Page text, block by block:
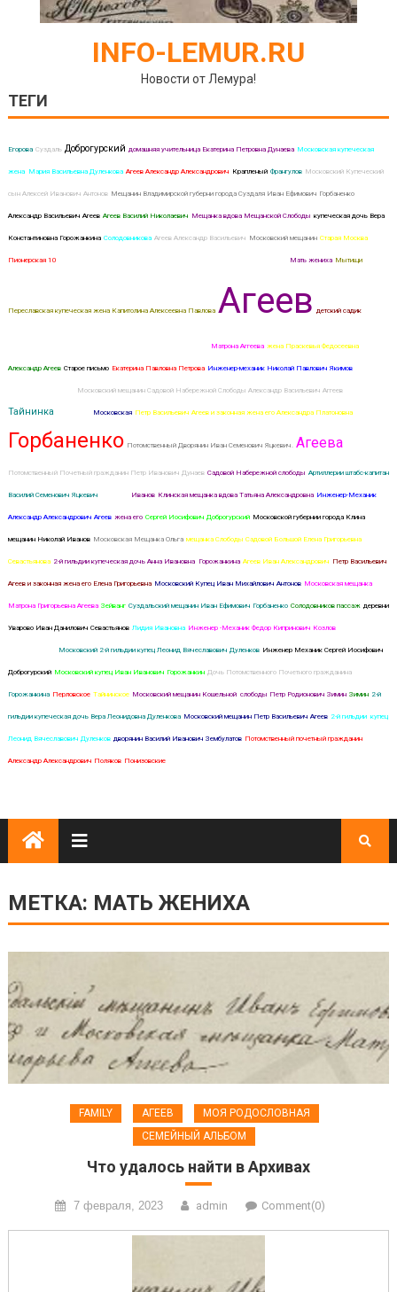
INFO-LEMUR.RU
Новости от Лемура!
ТЕГИ
Егорова Суздаль Доброгурский домашняя учительница Екатерина Петровна Дунаева Московская купеческая
жена Мария Васильевна Дуленкова Агеев Александр Александрович Крапленый Франгулов Московский Купеческий
сын Алексей Иванович Антонов Мещанин Владимирской губерни города Суздаля Иван Ефимович Горбаненко
Александр Васильевич Агеев Агеев Василий Николаевич Мещанка вдова Мещанской Слободы купеческая дочь Вера
Константиновна Горожанкина Солодовникова Агеев Александр Васильевич Московский мещанин Старая Москва
Пионерская 10 Мать жениха Мытищи
Переславская купеческая жена Капитолина Алексеевна Павлова Агеев детский садик
Матрона Аггеева жена Праскевья Федосеевна
Александр Агеев Старое письмо Екатерина Павловна Петрова Инженер-механик Николай Павлович Якимов
Московский мещанин Садовой Набережной Слободы Александр Васильевич Аггеев
Тайнинка Московская Петр Васильевич Агеев и законная жена его Александра Платоновна
Горбаненко Потомственный Дворянин Иван Семенович Яцкевич. Агеева
Потомственный Почетный гражданин Петр Иванович Дунаев Садовой Набережной слободы Артиллерии штабс-капитан
Василий Семенович Яцкевич Иванов Клинская мещанка вдова Татьяна Александровна Инженер-Механик
Александр Александрович Агеев жена его Сергей Иосифович Доброгурский Московской губернии города Клина
мещанин Николай Иванов Московская Мещанка Ольга мещанка Слободы Садовой Большой Елена Григорьевна
Севастьянова 2-й гильдии купеческая дочь Анна Ивановна Горожанкина Агеев Иван Александрович Петр Васильевич
Агеев и законная жена его Елена Григорьевна Московский Купец Иван Михайлович Антонов Московская мещанка
Матрона Григорьевна Агеева Зейванг Суздальский мещанин Иван Ефимович Горбаненко Солодовников пассаж деревни
Уварово Иван Данилович Севастьянов Лидия Ивановна Инженер -Механик Федор Кипринович Козлов
Московский 2-й гильдии купец Леонид Вячеславович Дуленков Инженер Механик Сергей Иосифович
Доброгурский Московский купец Иван Иванович Горожанкин Дочь Потомственного Почетного гражданина
Горожанкина Перловское Тайнинское Московский мещанин Кошельной слободы Петр Родионович Зимин Зимин 2-й
гильдии купеческая дочь Вера Леонидовна Дуленкова Московский мещанин Петр Васильевич Агеев 2-й гильдии купец
Леонид Вячеславович Дуленков дворянин Василий Иванович Зембулатов Потомственный почетный гражданин
Александр Александрович Поляков Понизовские
МЕТКА: МАТЬ ЖЕНИХА
FAMILY АГЕЕВ
МОЯ РОДОСЛОВНАЯ
СЕМЕЙНЫЙ АЛЬБОМ
Что удалось найти в Архивах
7 февраля, 2023 admin Comment(0)